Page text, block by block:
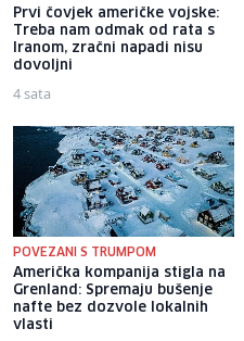
Prvi čovjek američke vojske:
Treba nam odmak od rata s
Iranom, zračni napadi nisu
dovoljni
4 sata
POVEZANI S TRUMPOM
Američka kompanija stigla na
Grenland: Spremaju bušenje
nafte bez dozvole lokalnih
vlasti